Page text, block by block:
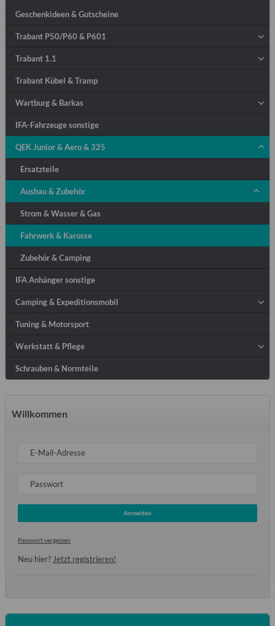
Geschenkideen & Gutscheine
Trabant P50/P60 & P601
Trabant 1.1
Trabant Kübel & Tramp
Wartburg & Barkas
IFA-Fahrzeuge sonstige
QEK Junior & Aero & 325
Ersatzteile
Ausbau & Zubehör
Strom & Wasser & Gas
Fahrwerk & Karosse
Zubehör & Camping
IFA Anhänger sonstige
Camping & Expeditionsmobil
Tuning & Motorsport
Werkstatt & Pflege
Schrauben & Normteile
Willkommen
E-Mail-Adresse
Passwort
Anmelden
Passwort vergessen
Neu hier? Jetzt registrieren!